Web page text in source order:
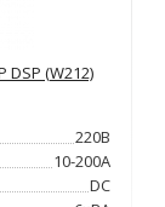
(W212)
220В
10-200А
DC